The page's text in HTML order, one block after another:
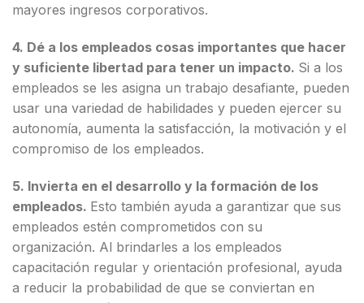
mayores ingresos corporativos.
4. Dé a los empleados cosas importantes que hacer
y suficiente libertad para tener un impacto. Si a los
empleados se les asigna un trabajo desafiante, pueden
usar una variedad de habilidades y pueden ejercer su
autonomía, aumenta la satisfacción, la motivación y el
compromiso de los empleados.
5. Invierta en el desarrollo y la formación de los
empleados. Esto también ayuda a garantizar que sus
empleados estén comprometidos con su
organización. Al brindarles a los empleados
capacitación regular y orientación profesional, ayuda
a reducir la probabilidad de que se conviertan en